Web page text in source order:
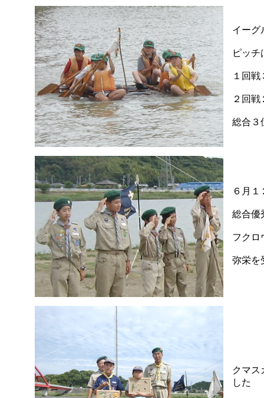
イーグ
ピッ
１回戦
２回戦
総合３
６月
総合優
フクロ
弥栄を
クマス
した